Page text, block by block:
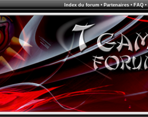
Index du forum• Partenaires• FAQ•